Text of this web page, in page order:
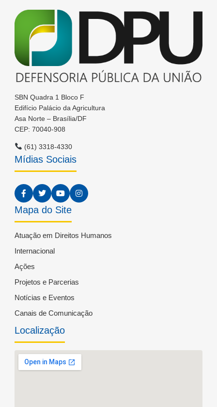
SBN Quadra 1 Bloco F
Edifício Palácio da Agricultura
Asa Norte – Brasília/DF
CEP: 70040-908
(61) 3318-4330
Mídias Sociais
Mapa do Site
Atuação em Direitos Humanos
Internacional
Ações
Projetos e Parcerias
Notícias e Eventos
Canais de Comunicação
Localização